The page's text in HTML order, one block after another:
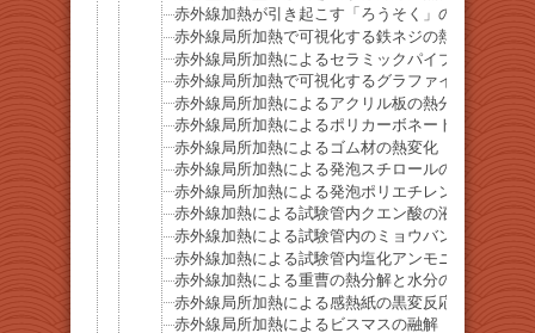
赤外線加熱が引き起こす「ろうそく」の急速気化
赤外線局所加熱で可視化する鉄ネジの熱伝達
赤外線局所加熱によるセラミックパイプ（アルミ
赤外線局所加熱で可視化するグラファイト棒の熱伝
赤外線局所加熱によるアクリル板の熱分解
赤外線局所加熱によるポリカーボネート板の熱分解
赤外線局所加熱によるゴム材の熱変化
赤外線局所加熱による発泡スチロールの急速溶解
赤外線局所加熱による発泡ポリエチレンの急速溶解
赤外線加熱による試験管内クエン酸の液化
赤外線加熱による試験管内のミョウバンの液化
赤外線加熱による試験管内塩化アンモニウムの昇華
赤外線加熱による重曹の熱分解と水分の放出
赤外線局所加熱による感熱紙の黒変反応
赤外線局所加熱によるビスマスの融解